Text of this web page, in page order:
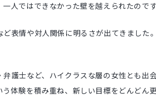
人ではできなかった壁を越えられたのです
表情や対人関係に明るさが出てきました
護士など、ハイクラスな層の女性とも出
体験を積み重ね、新しい目標をどんどん